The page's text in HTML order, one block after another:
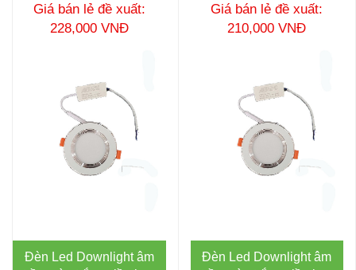
Giá bán lẻ đề xuất:
228,000 VNĐ
Giá bán lẻ đề xuất:
210,000 VNĐ
Đèn Led Downlight âm
Đèn Led Downlight âm